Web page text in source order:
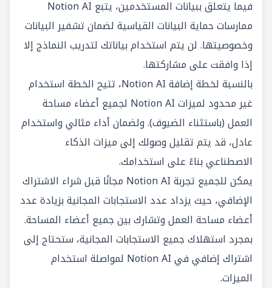
فيما يتعلق ببيانات المستخدمين، يتبع Notion AI
ممارسات حماية البيانات القياسية لضمان تشفير البيانات
وخصوصيتها. لن يتم استخدام بياناتك لتدريب النماذج إلا
إذا وافقت على مشاركتها.
بالنسبة لخطة إضافة Notion AI، تتيح الخطة استخدام
غير محدود لميزات Notion AI لجميع أعضاء مساحة
العمل (باستثناء الضيوف). ولضمان أداء مثالي واستخدام
عادل، قد يتم تقليل وصولك إلى ميزات الذكاء
الاصطناعي بناءً على استخدامك.
يمكن للجميع تجربة Notion AI مجانًا قبل شراء الاشتراك
الإضافي، حيث يزداد عدد الاستجابات المجانية بزيادة عدد
أعضاء مساحة العمل وتشارك بين جميع أعضاء المساحة.
بمجرد استهلاك جميع الاستجابات المجانية، ستحتاج إلى
اشتراك إضافي في Notion AI لمواصلة استخدام
الميزات.